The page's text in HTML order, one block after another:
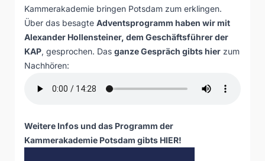
Kammerakademie bringen Potsdam zum erklingen.
Über das besagte Adventsprogramm haben wir mit
Alexander Hollensteiner, dem Geschäftsführer der
KAP, gesprochen. Das ganze Gespräch gibts hier zum
Nachhören:
Weitere Infos und das Programm der
Kammerakademie Potsdam gibts HIER!